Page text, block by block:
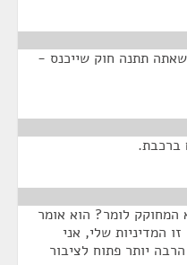
תתנה חוק שייכנס -
ברכבת.
לומר? הוא אומר
המדיניות שלי, אני
יותר פתוח לציבור